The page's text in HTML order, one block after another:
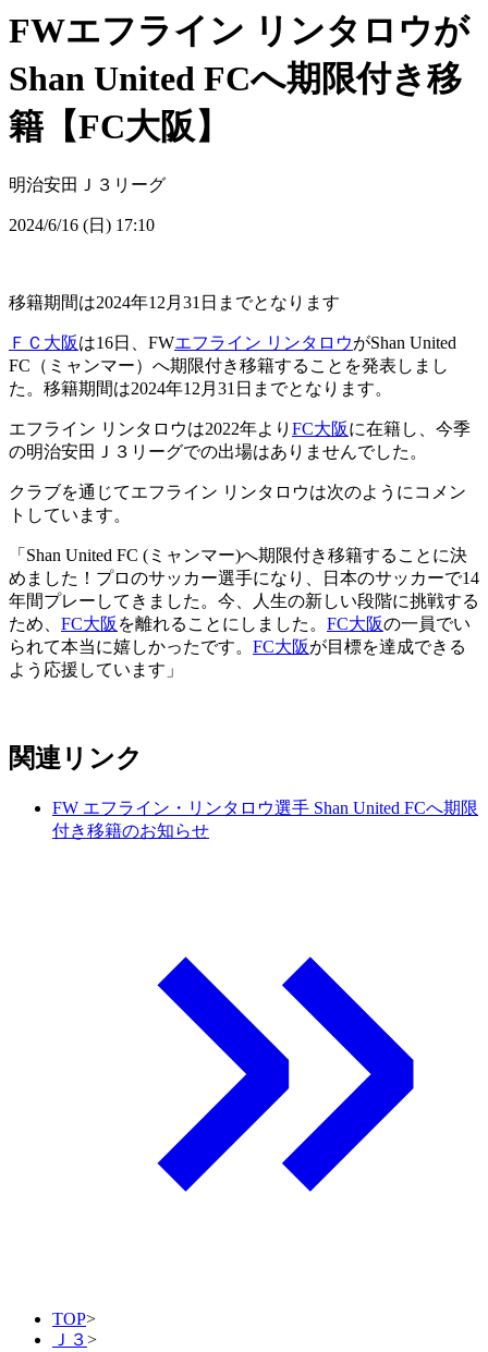
FWエフライン リンタロウが
Shan United FCへ期限付き移
籍【FC大阪】
明治安田Ｊ３リーグ
2024/6/16 (日) 17:10
移籍期間は2024年12月31日までとなります
ＦＣ大阪は16日、FWエフライン リンタロウがShan United
FC（ミャンマー）へ期限付き移籍することを発表しまし
た。移籍期間は2024年12月31日までとなります。
エフライン リンタロウは2022年より FC大阪に在籍し、今季
の明治安田Ｊ３リーグでの出場はありませんでした。
クラブを通じてエフライン リンタロウは次のようにコメン
トしています。
「Shan United FC (ミャンマー)へ期限付き移籍することに決
めました！プロのサッカー選手になり、日本のサッカーで14
年間プレーしてきました。今、人生の新しい段階に挑戦する
ため、 FC大阪 を離れることにしました。 FC大阪の一員でい
られて本当に嬉しかったです。 FC大阪が目標を達成できる
よう応援しています」
関連リンク
FW エフライン・リンタロウ選手 Shan United FCへ期限
付き移籍のお知らせ
TOP>
Ｊ３>